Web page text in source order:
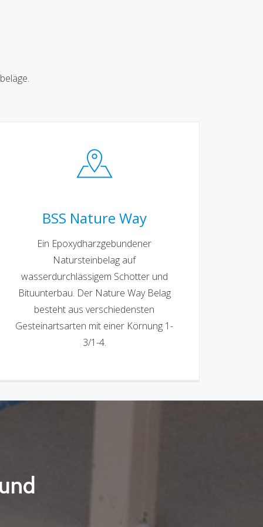
BSS Nature Way
Ein Epoxydharzgebundener
Natursteinbelag auf
wasserdurchlässigem Schotter und
Bituunterbau. Der Nature Way Belag
besteht aus verschiedensten
Gesteinartsarten mit einer Körnung 1-
3/1-4.